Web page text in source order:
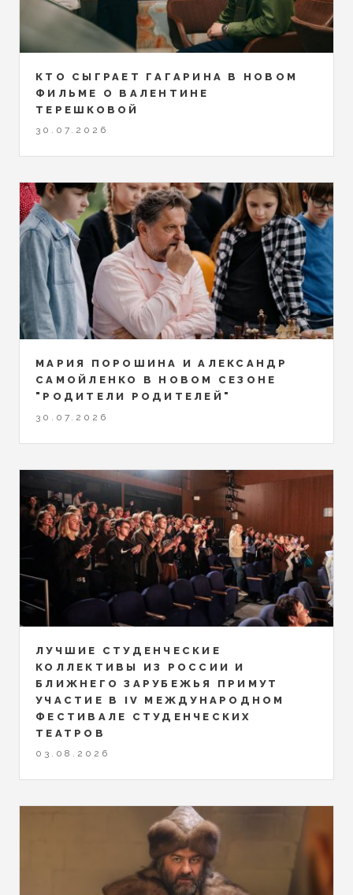
КТО СЫГРАЕТ ГАГАРИНА В НОВОМ
ФИЛЬМЕ О ВАЛЕНТИНЕ
ТЕРЕШКОВОЙ
30.07.2026
МАРИЯ ПОРОШИНА И АЛЕКСАНДР
САМОЙЛЕНКО В НОВОМ СЕЗОНЕ
"РОДИТЕЛИ РОДИТЕЛЕЙ"
30.07.2026
ЛУЧШИЕ СТУДЕНЧЕСКИЕ
КОЛЛЕКТИВЫ ИЗ РОССИИ И
БЛИЖНЕГО ЗАРУБЕЖЬЯ ПРИМУТ
УЧАСТИЕ В IV МЕЖДУНАРОДНОМ
ФЕСТИВАЛЕ СТУДЕНЧЕСКИХ
ТЕАТРОВ
03.08.2026